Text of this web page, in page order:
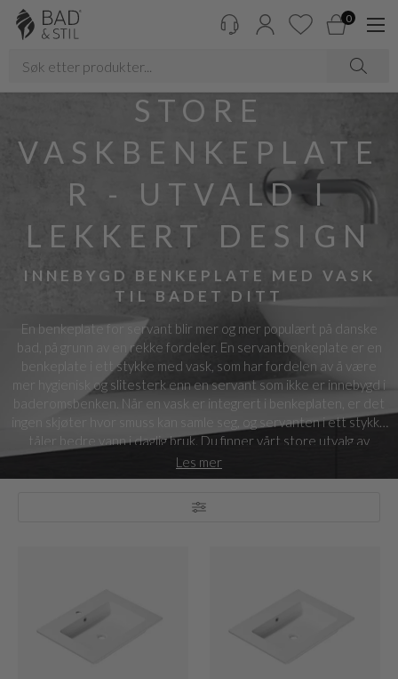
0
STORE
VASKBENKEPLATE
R - UTVALD I
LEKKERT DESIGN
INNEBYGD BENKEPLATE MED VASK
TIL BADET DITT
En benkeplate for servant blir mer og mer populært på danske
bad, på grunn av en rekke fordeler. En servantbenkeplate er en
benkeplate i ett stykke med vask, som har fordelen av å være
mer hygienisk og slitesterk enn en servant som ikke er innebygd i
baderomsbenken. Når en vask er integrert i benkeplaten, er det
ingen skjøter hvor smuss kan samle seg, og servanten i ett stykke
tåler bedre vann i daglig bruk. Du finner vårt store utvalg av
servantbenkeplater til ditt bad i standardmål nedenfor, dog har
du for noen servanter muligheten til å bestille spesiallaget.
Les mer